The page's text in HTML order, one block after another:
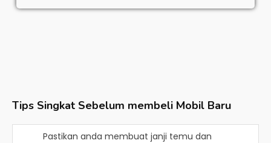
Tips Singkat Sebelum membeli Mobil Baru
Pastikan anda membuat janji temu dan